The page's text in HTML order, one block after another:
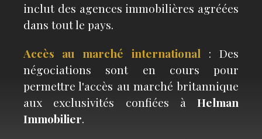
inclut des agences immobilières agréées
dans tout le pays.
Accès au marché international : Des
négociations sont en cours pour
permettre l'accès au marché britannique
aux exclusivités confiées à Helman
Immobilier.